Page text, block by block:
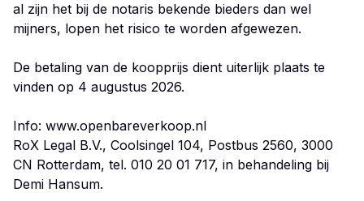
al zijn het bij de notaris bekende bieders dan wel
mijners, lopen het risico te worden afgewezen.
De betaling van de koopprijs dient uiterlijk plaats te
vinden op 4 augustus 2026.
Info: www.openbareverkoop.nl
RoX Legal B.V., Coolsingel 104, Postbus 2560, 3000
CN Rotterdam, tel. 010 20 01 717, in behandeling bij
Demi Hansum.